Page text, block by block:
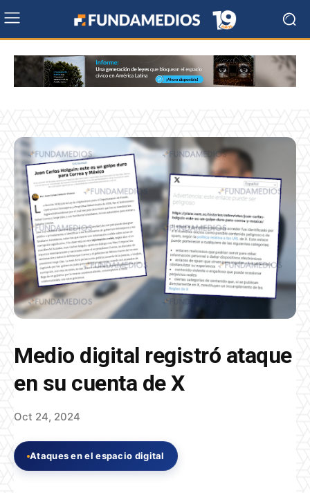
Medio digital registró ataque
en su cuenta de X
Oct 24, 2024
Ataques en el espacio digital